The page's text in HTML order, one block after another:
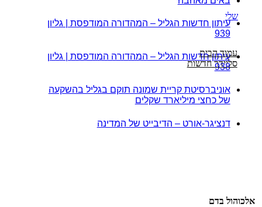
עיתון חדשות הגליל – המהדורה המודפסת | גליון
939
עיתון חדשות הגליל – המהדורה המודפסת | גליון
938
אוניברסיטת קריית שמונה תוקם בגליל בהשקעה
של כחצי מיליארד שקלים
דנציגר-אורט – הדיבייט של המדינה
שלי
עמוד הבית
סליידר חדשות
אלכוהול בדם